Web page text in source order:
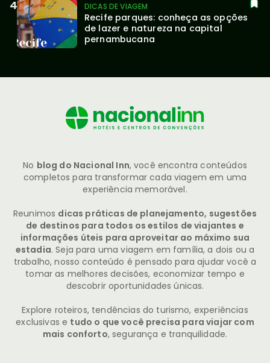
DICAS DE VIAGEM
Recife parques: conheça as opções
de lazer e natureza na capital
pernambucana
No blog do Nacional Inn, você encontra conteúdos
completos para transformar cada viagem em uma
experiência memorável.
Reunimos dicas práticas de planejamento, sugestões
de destinos para todos os estilos de viajantes e
informações úteis para aproveitar ao máximo sua
estadia. Seja para uma viagem em família, a dois ou a
trabalho, nosso conteúdo é pensado para ajudar você a
tomar as melhores decisões, economizar tempo e
descobrir oportunidades únicas.
Explore roteiros, tendências do turismo, experiências
exclusivas e tudo o que você precisa para viajar com
mais conforto, segurança e tranquilidade.